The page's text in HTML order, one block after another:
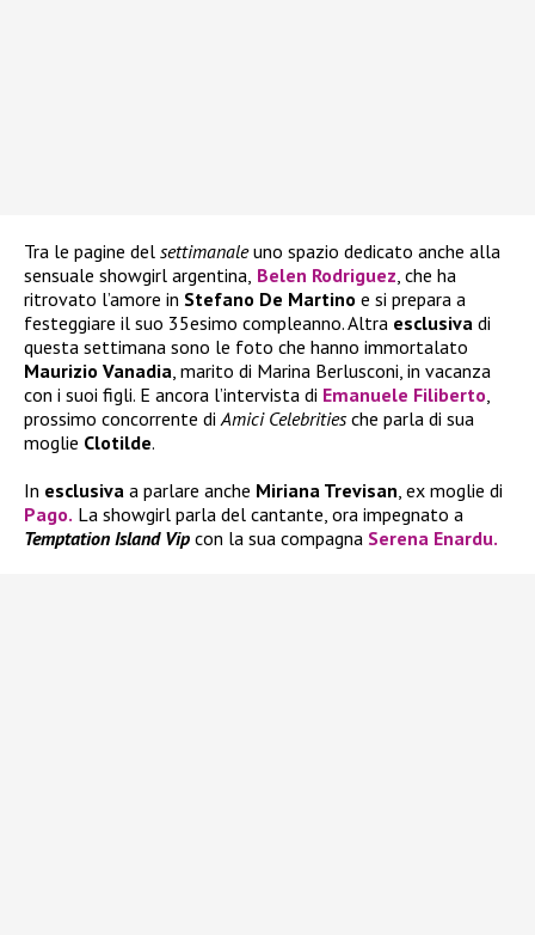
Tra le pagine del settimanaleuno spazio dedicato anche alla
sensuale showgirl argentina, Belen Rodriguez, che ha
ritrovato l’amore in Stefano De Martino e si prepara a
festeggiare il suo 35esimo compleanno. Altra esclusiva di
questa settimana sono le foto che hanno immortalato
Maurizio Vanadia, marito di Marina Berlusconi, in vacanza
con i suoi figli. E ancora l’intervista di Emanuele Filiberto,
prossimo concorrente diAmici Celebritiesche parla di sua
moglie Clotilde.
In esclusiva a parlare anche Miriana Trevisan, ex moglie di
Pago. La showgirl parla del cantante, ora impegnato a
Temptation Island Vip con la sua compagna Serena Enardu.